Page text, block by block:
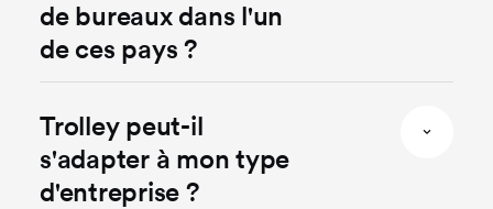
de bureaux dans l'un
de ces pays ?
Trolley peut-il
s'adapter à mon type
d'entreprise ?